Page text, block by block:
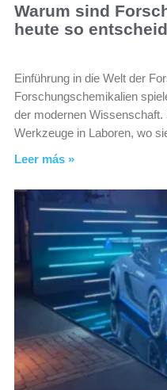
Warum sind
heute so
Einführung in die Welt der
Forschungschemikalien
der modernen
Werkzeuge in Laboren, wo
Leer más »